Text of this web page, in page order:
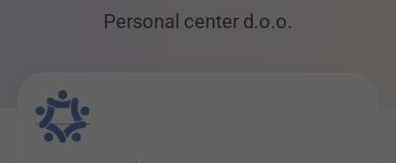
Personal center d.o.o.